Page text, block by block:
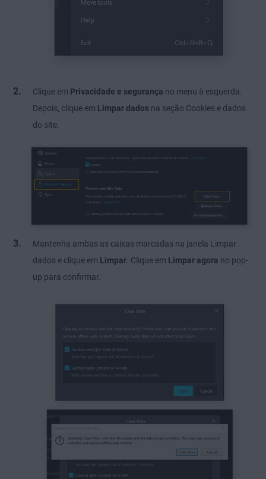
Clique em Privacidade e segurança no menu à esquerda.
Depois, clique em Limpar dados na seção Cookies e dados
do site.
Mantenha ambas as caixas marcadas na janela Limpar
dados e clique em Limpar . Clique em Limpar agora no pop-
up para confirmar.